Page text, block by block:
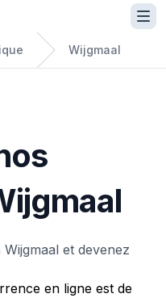
Wijgmaal
et devenez
en ligne est de